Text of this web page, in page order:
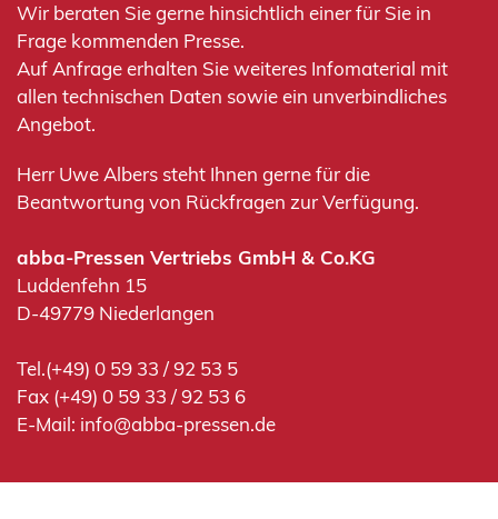
Wir beraten Sie gerne hinsichtlich einer für Sie in
Frage kommenden Presse.
Auf Anfrage erhalten Sie weiteres Infomaterial mit
allen technischen Daten sowie ein unverbindliches
Angebot.
Herr Uwe Albers steht Ihnen gerne für die
Beantwortung von Rückfragen zur Verfügung.
abba-Pressen Vertriebs GmbH & Co.KG
Luddenfehn 15
D-49779 Niederlangen
Tel.(+49) 0 59 33 / 92 53 5
Fax (+49) 0 59 33 / 92 53 6
E-Mail: info@abba-pressen.de